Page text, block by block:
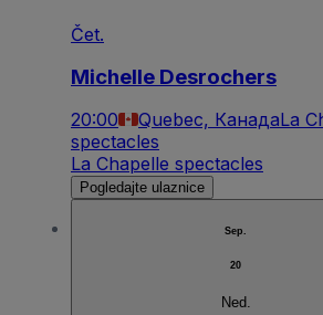
Čet.
Michelle Desrochers
20:00 Quebec, КанадаLa
spectacles
La Chapelle spectacles
Pogledajte ulaznice
Sep.
20
Ned.